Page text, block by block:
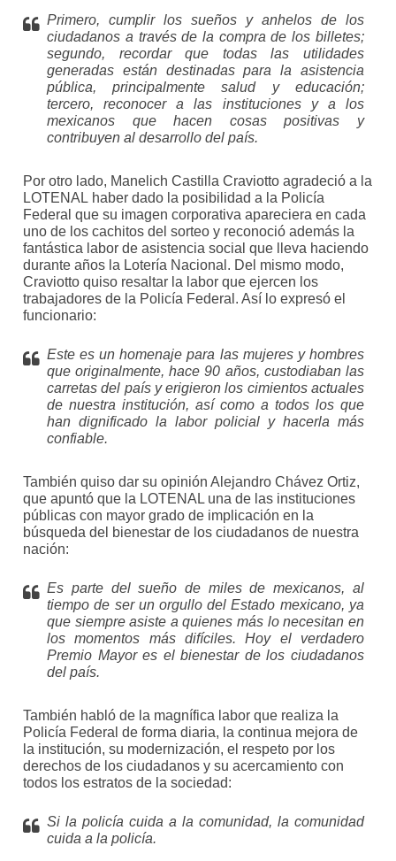
Primero, cumplir los sueños y anhelos de los
ciudadanos a través de la compra de los billetes;
segundo, recordar que todas las utilidades
generadas están destinadas para la asistencia
pública, principalmente salud y educación;
tercero, reconocer a las instituciones y a los
mexicanos que hacen cosas positivas y
contribuyen al desarrollo del país.
Por otro lado, Manelich Castilla Craviotto agradeció a la
LOTENAL haber dado la posibilidad a la Policía
Federal que su imagen corporativa apareciera en cada
uno de los cachitos del sorteo y reconoció además la
fantástica labor de asistencia social que lleva haciendo
durante años la Lotería Nacional. Del mismo modo,
Craviotto quiso resaltar la labor que ejercen los
trabajadores de la Policía Federal. Así lo expresó el
funcionario:
Este es un homenaje para las mujeres y hombres
que originalmente, hace 90 años, custodiaban las
carretas del país y erigieron los cimientos actuales
de nuestra institución, así como a todos los que
han dignificado la labor policial y hacerla más
confiable.
También quiso dar su opinión Alejandro Chávez Ortiz,
que apuntó que la LOTENAL una de las instituciones
públicas con mayor grado de implicación en la
búsqueda del bienestar de los ciudadanos de nuestra
nación:
Es parte del sueño de miles de mexicanos, al
tiempo de ser un orgullo del Estado mexicano, ya
que siempre asiste a quienes más lo necesitan en
los momentos más difíciles. Hoy el verdadero
Premio Mayor es el bienestar de los ciudadanos
del país.
También habló de la magnífica labor que realiza la
Policía Federal de forma diaria, la continua mejora de
la institución, su modernización, el respeto por los
derechos de los ciudadanos y su acercamiento con
todos los estratos de la sociedad:
Si la policía cuida a la comunidad, la comunidad
cuida a la policía.